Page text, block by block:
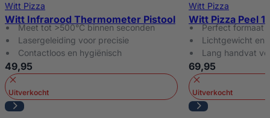
Witt Pizza
Witt Infrarood Thermometer Pistool
Meet tot >500°C binnen seconden
Lasergeleiding voor precisie
Contactloos en hygiënisch
49,95
Uitverkocht
Witt Pizza
Witt Pizza Peel
Perfect formaat
Lichtgewicht en
Lang handvat
69,95
Uitverkocht